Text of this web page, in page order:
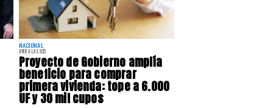
NACIONAL
AYER A LAS 9:35
Proyecto de Gobierno amplía
beneficio para comprar
primera vivienda: tope a 6.000
UF y 30 mil cupos